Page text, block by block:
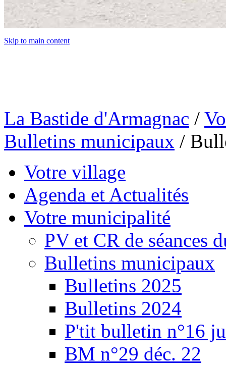
Skip to main content
La Bastide d'Armagnac /
Bulletins municipaux /
Votre village
Agenda et Actualités
Votre municipalité
PV et CR de séances
Bulletins municipaux
Bulletins 2025
Bulletins 2024
P'tit bulletin n°16
BM n°29 déc. 22